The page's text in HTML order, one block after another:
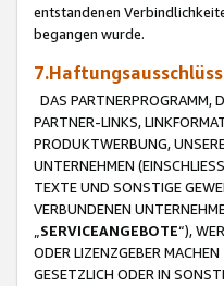
entstandenen
begangen wurde.
DAS PARTNERPROGRAMM,
PARTNER-LINKS,
PRODUKTWERBUNG,
UNTERNEHMEN
TEXTE UND SONSTIGE
VERBUNDENEN
SERVICEANGEBOTE“),
ODER LIZENZGEBER
GESETZLICH ODER IN